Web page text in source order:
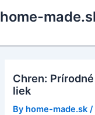
to
home-
Chren:
liek
By home-made.sk /